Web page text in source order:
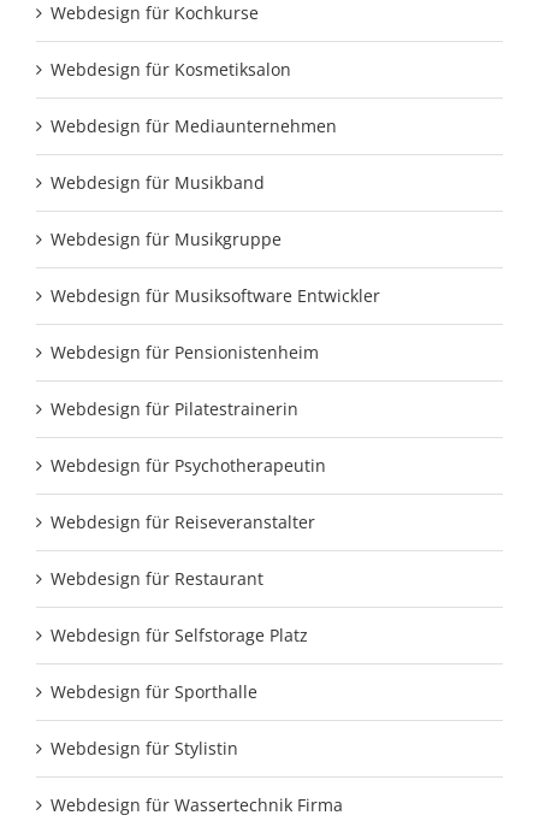
Webdesign für Kochkurse
Webdesign für Kosmetiksalon
Webdesign für Mediaunternehmen
Webdesign für Musikband
Webdesign für Musikgruppe
Webdesign für Musiksoftware Entwickler
Webdesign für Pensionistenheim
Webdesign für Pilatestrainerin
Webdesign für Psychotherapeutin
Webdesign für Reiseveranstalter
Webdesign für Restaurant
Webdesign für Selfstorage Platz
Webdesign für Sporthalle
Webdesign für Stylistin
Webdesign für Wassertechnik Firma